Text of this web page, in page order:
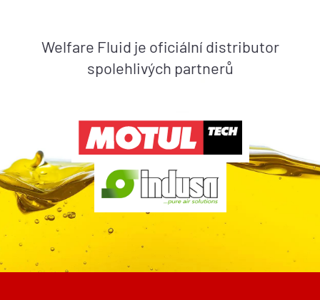
Welfare Fluid je oficiální distributor
spolehlivých partnerů